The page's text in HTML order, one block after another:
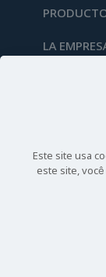
LA
(
pesquisa
instituições
Este site usa
este site,